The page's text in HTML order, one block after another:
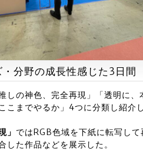
分野の成長性感じた3日間
しの神色、完全再現」「透明に
こまでやるか」4つに分類し紹介し
」 ではRGB色域を下紙に転写し
した作品などを展示した。